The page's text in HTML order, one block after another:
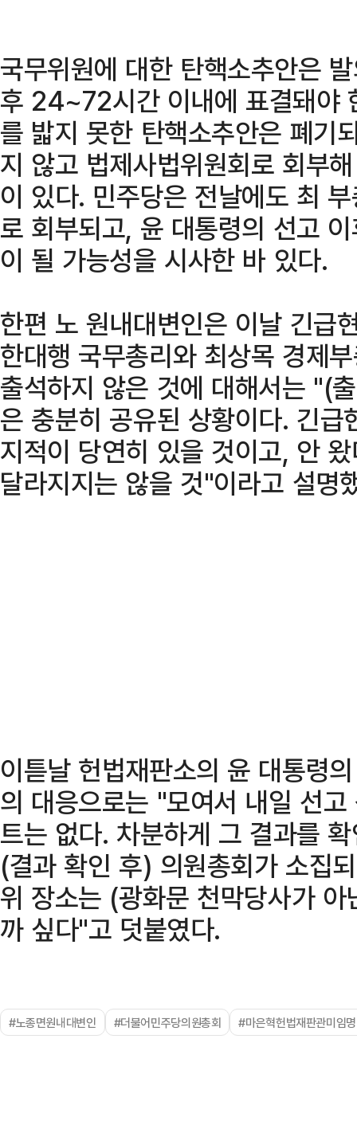
국무위원에 대한 탄핵소추안은
후 24~72시간 이내에 표결돼야
를 밟지 못한 탄핵소추안은 폐기
지 않고 법제사법위원회로 회부
이 있다. 민주당은 전날에도 최
로 회부되고, 윤 대통령의 선고
이 될 가능성을 시사한 바 있다.
한편 노 원내대변인은 이날 긴급
한대행 국무총리와 최상목 경제
출석하지 않은 것에 대해서는 "(
은 충분히 공유된 상황이다. 긴
지적이 당연히 있을 것이고, 안
달라지지는 않을 것"이라고 설명
이튿날 헌법재판소의 윤 대통령
의 대응으로는 "모여서 내일 선
트는 없다. 차분하게 그 결과를
(결과 확인 후) 의원총회가 소집
위 장소는 (광화문 천막당사가
까 싶다"고 덧붙였다.
#노종면원내대변인 #더불어민주당의원총회 #마은혁헌법재판관미임명